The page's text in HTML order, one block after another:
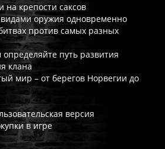
на крепости саксов
оружия одновременно
против самых разных
путь развития
клана
мир – от берегов Норвегии до
версия
в игре